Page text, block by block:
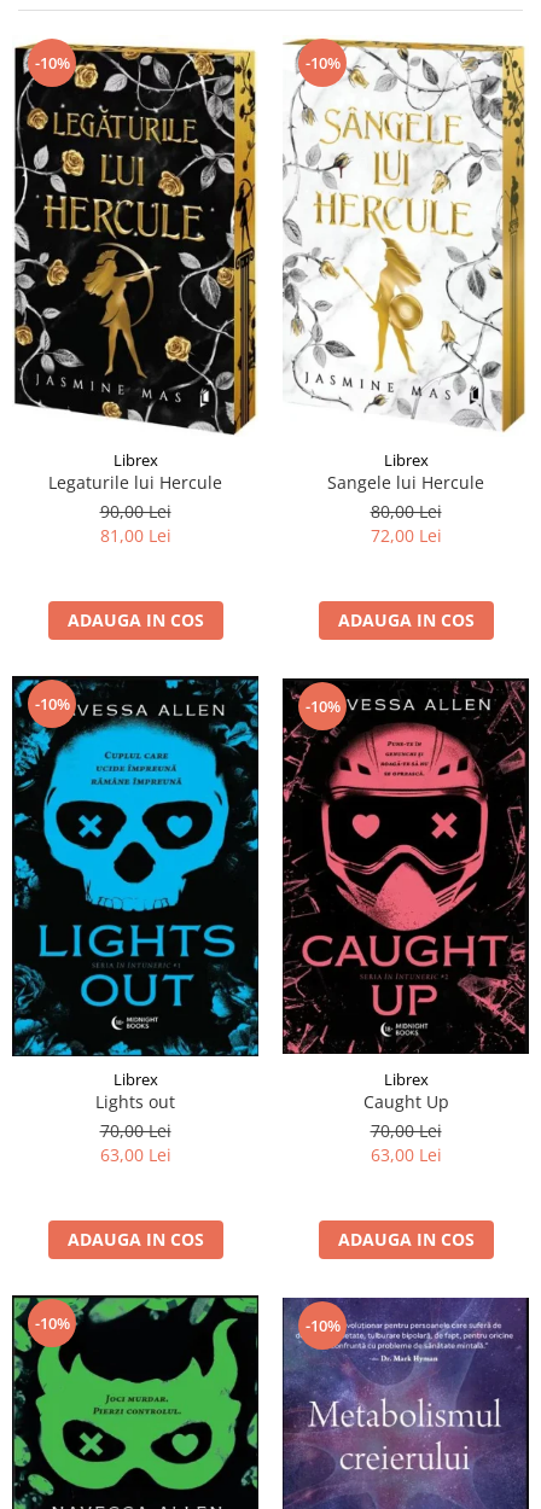
Manuale și Dicționare
Medicină și Sănătate
Practic. Casă și Grădina
Psihologie
Religie
Spiritualitate
Știință și Tehnologie
Științe Politice
Științe Sociale si Umaniste
-10%
Librex
Legaturile lui Hercule
90,00 Lei
81,00 Lei
ADAUGA IN COS
-10%
Librex
Sangele lui Hercule
80,00 Lei
72,00 Lei
ADAUGA IN COS
-10%
Librex
Lights out
70,00 Lei
63,00 Lei
ADAUGA IN COS
-10%
Librex
Caught Up
70,00 Lei
63,00 Lei
ADAUGA IN COS
-10% -10%